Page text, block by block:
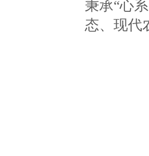
秉承“心系
态、现代